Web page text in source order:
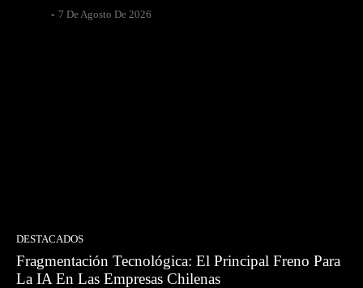
- 7 De Agosto De 2026
DESTACADOS
Fragmentación Tecnológica: El Principal Freno Para
La IA En Las Empresas Chilenas